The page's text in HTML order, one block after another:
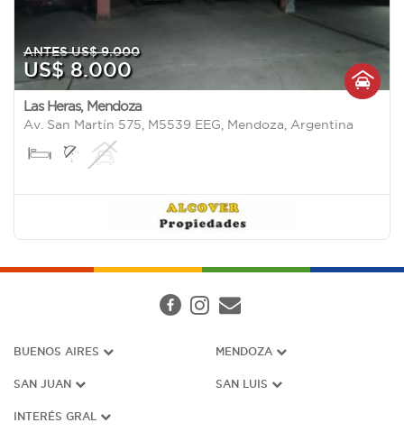
ANTES US$ 9.000
US$ 8.000
Las Heras, Mendoza
Av. San Martín 575, M5539 EEG, Mendoza, Argentina
BUENOS AIRES MENDOZA
SAN JUAN SAN LUIS
INTERÉS GRAL